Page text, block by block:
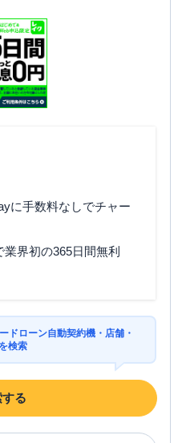
に手数料なしでチャー
界初の365日間無利
ドローン自動契約機・店舗・
検索
る